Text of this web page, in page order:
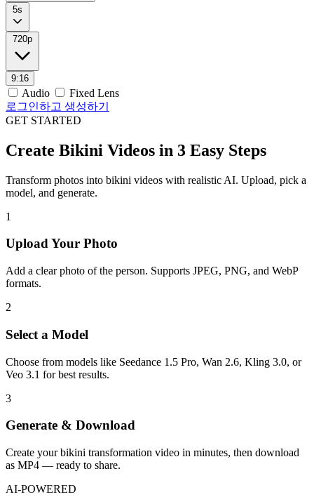
5s
720p
9:16
Audio
Fixed Lens
로그인하고 생성하기
GET STARTED
Create Bikini Videos in 3 Easy Steps
Transform photos into bikini videos with realistic AI. Upload, pick a
model, and generate.
1
Upload Your Photo
Add a clear photo of the person. Supports JPEG, PNG, and WebP
formats.
2
Select a Model
Choose from models like Seedance 1.5 Pro, Wan 2.6, Kling 3.0, or
Veo 3.1 for best results.
3
Generate & Download
Create your bikini transformation video in minutes, then download
as MP4 — ready to share.
AI-POWERED